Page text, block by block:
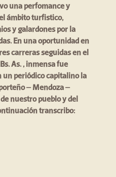
una perfomance y
ámbito turfistico,
y galardones por la
En una oportunidad en
carreras seguidas en el
As. , inmensa fue
un periódico capitalino la
– Mendoza –
nuestro pueblo y del
transcribo: